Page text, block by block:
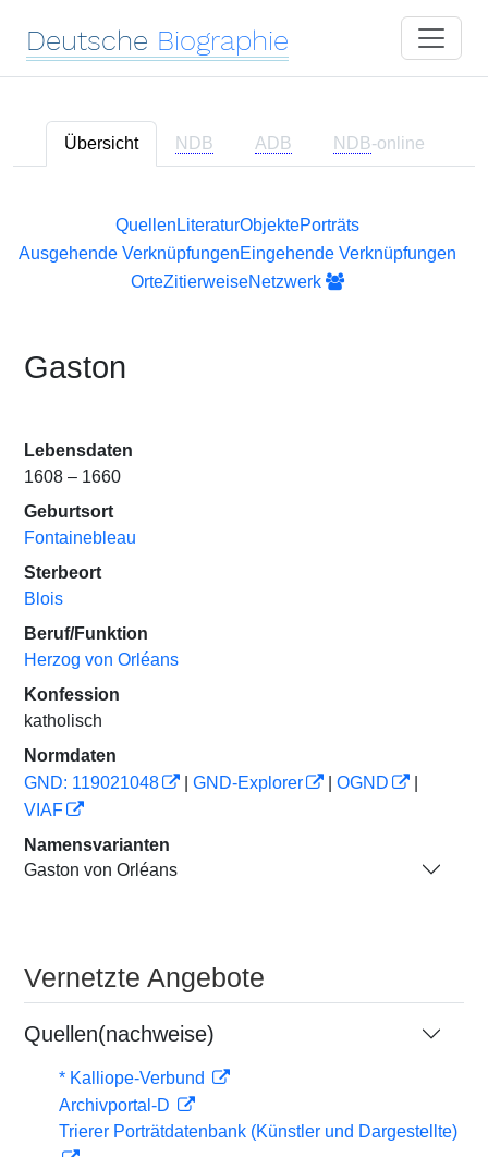
Deutsche Biographie
Übersicht NDB ADB NDB-online
Quellen LiteraturObjektePorträts
Ausgehende VerknüpfungenEingehende Verknüpfungen
OrteZitierweiseNetzwerk
Gaston
Lebensdaten
1608 – 1660
Geburtsort
Fontainebleau
Sterbeort
Blois
Beruf/Funktion
Herzog von Orléans
Konfession
katholisch
Normdaten
GND: 119021048
GND-Explorer OGND
VIAF
Namensvarianten
Gaston von Orléans
Vernetzte Angebote
Quellen(nachweise)
* Kalliope-Verbund
Archivportal-D
Trierer Porträtdatenbank (Künstler und Dargestellte)